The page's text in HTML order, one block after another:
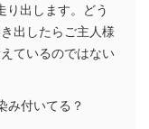
り出します。どう
出したらご主人様
ているのではない
み付いてる？